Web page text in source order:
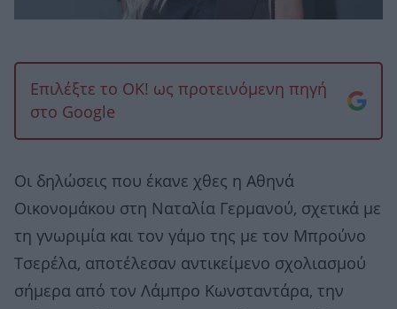
Επιλέξτε το OK! ως προτεινόμενη πηγή
στο Google
Οι δηλώσεις που έκανε χθες η Αθηνά
Οικονομάκου στη Ναταλία Γερμανού, σχετικά με
τη γνωριμία και τον γάμο της με τον Μπρούνο
Τσερέλα, αποτέλεσαν αντικείμενο σχολιασμού
σήμερα από τον Λάμπρο Κωνσταντάρα, την